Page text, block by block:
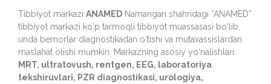
Tibbiyot markazi ANAMED Namangan shahridagi “ANAMED”
tibbiyot markazi ko‘p tarmoqli tibbiyot muassasasi bo‘lib,
unda bemorlar diagnostikadan o‘tishi va mutaxassislardan
maslahat olishi mumkin. Markazning asosiy yo‘nalishlari:
MRT, ultratovush, rentgen, EEG, laboratoriya
tekshiruvlari, PZR diagnostikasi, urologiya,